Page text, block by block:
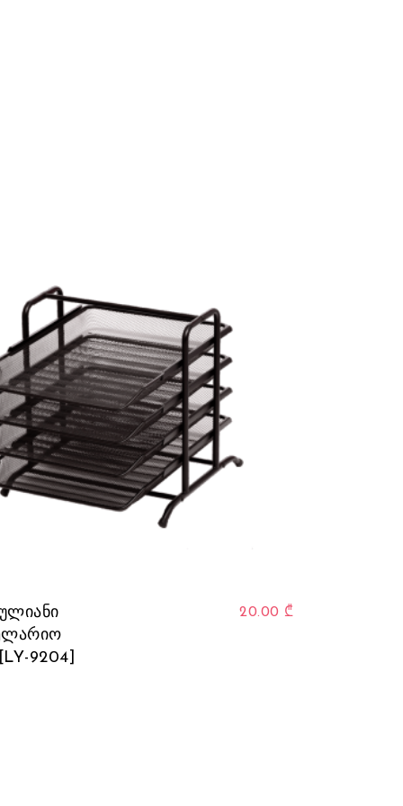
The options may be chosen on the product page
9204]
20.00 ₾